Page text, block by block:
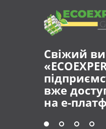
Свіжий
вже
на е-